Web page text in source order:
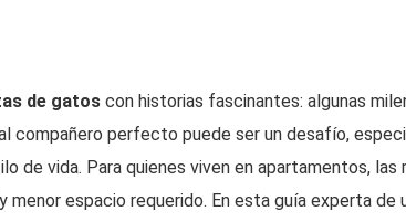
de gatos con historias fascinantes: algunas
compañero perfecto puede ser un desafío,
de vida. Para quienes viven en apartamentos, las
menor espacio requerido. En esta guía experta de